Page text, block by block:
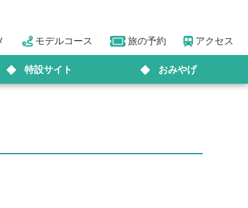
モデルコース 旅の予約 アクセス
特設サイト おみやげ